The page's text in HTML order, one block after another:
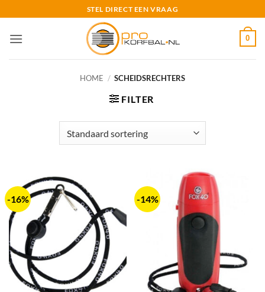
naar
inhoud
STEL DIRECT EEN VRAAG
0
HOME / SCHEIDSRECHTERS
FILTER
-16% -14%